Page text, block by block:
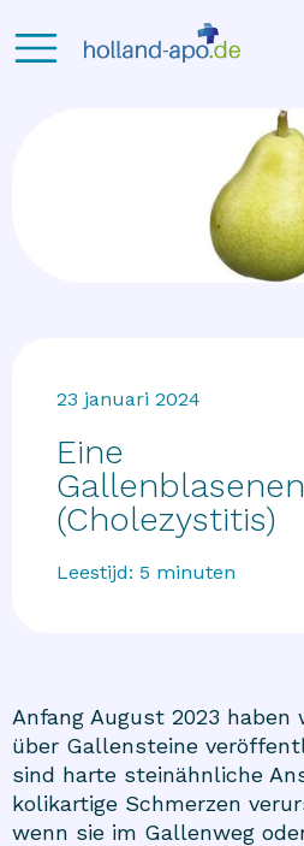
23 januari 2024
Eine
(Cholezystitis)
Leestijd: 5 minuten
Anfang August 2023 haben
über Gallensteine
sind harte steinähnliche
kolikartige Schmerzen
wenn sie im Gallenweg